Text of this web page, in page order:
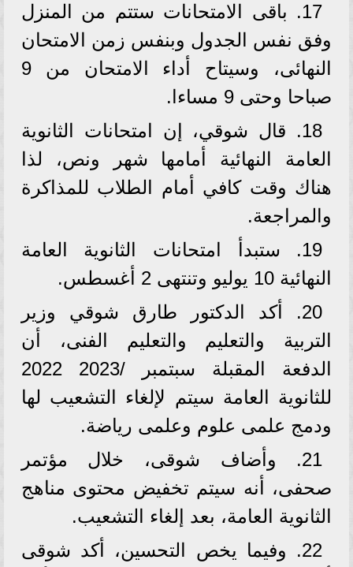
17. باقى الامتحانات ستتم من المنزل
وفق نفس الجدول وبنفس زمن الامتحان
النهائى، وسيتاح أداء الامتحان من 9
صباحا وحتى 9 مساءا.
18. قال شوقي، إن امتحانات الثانوية
العامة النهائية أمامها شهر ونص، لذا
هناك وقت كافي أمام الطلاب للمذاكرة
والمراجعة.
19. ستبدأ امتحانات الثانوية العامة
النهائية 10 يوليو وتنتهى 2 أغسطس.
20. أكد الدكتور طارق شوقي وزير
التربية والتعليم والتعليم الفنى، أن
الدفعة المقبلة سبتمبر /2023 2022
للثانوية العامة سيتم لإلغاء التشعيب لها
ودمج علمى علوم وعلمى رياضة.
21. وأضاف شوقى، خلال مؤتمر
صحفى، أنه سيتم تخفيض محتوى مناهج
الثانوية العامة، بعد إلغاء التشعيب.
22. وفيما يخص التحسين، أكد شوقى